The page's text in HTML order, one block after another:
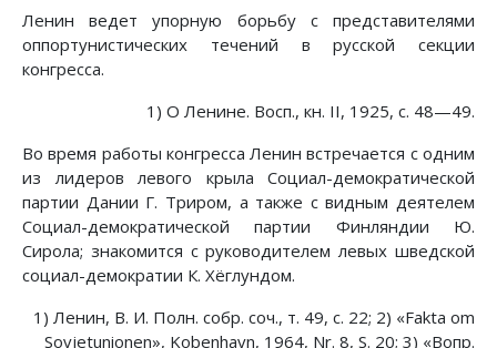
Ленин ведет упорную борьбу с представителями
оппортунистических течений в русской секции
конгресса.
1) О Ленине. Восп., кн. II, 1925, с. 48—49.
Во время работы конгресса Ленин встречается с одним
из лидеров левого крыла Социал-демократической
партии Дании Г. Триром, а также с видным деятелем
Социал-демократической партии Финляндии Ю.
Сирола; знакомится с руководителем левых шведской
социал-демократии К. Хёглундом.
1) Ленин, В. И. Полн. собр. соч., т. 49, с. 22; 2) «Fakta om
Sovjetunionen», Kobenhavn, 1964, Nr. 8, S. 20; 3) «Вопр.